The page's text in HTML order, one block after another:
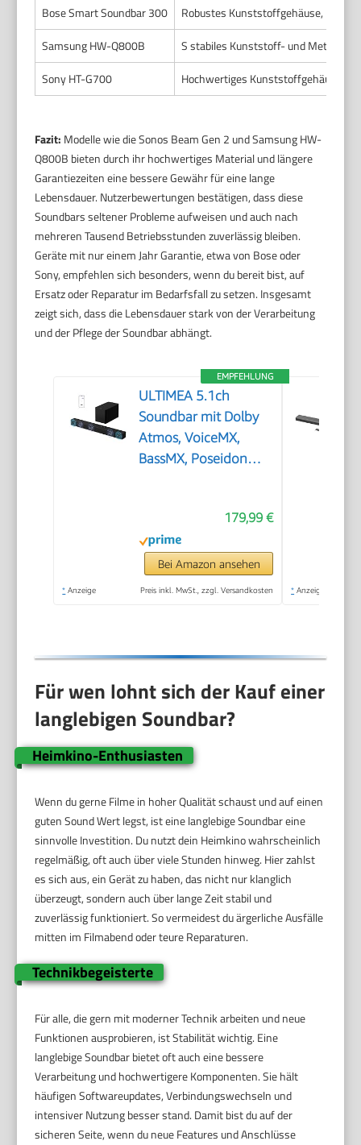
Bose Smart Soundbar 300
Robustes Kunststoffgehäuse,
Samsung HW-Q800B
S stabiles Kunststoff- und
Sony HT-G700
Hochwertiges Kunststoffgehäuse
Fazit: Modelle wie die Sonos Beam Gen 2 und Samsung HW-
Q800B bieten durch ihr hochwertiges Material und längere
Garantiezeiten eine bessere Gewähr für eine lange
Lebensdauer. Nutzerbewertungen bestätigen, dass diese
Soundbars seltener Probleme aufweisen und auch nach
mehreren Tausend Betriebsstunden zuverlässig bleiben.
Geräte mit nur einem Jahr Garantie, etwa von Bose oder
Sony, empfehlen sich besonders, wenn du bereit bist, auf
Ersatz oder Reparatur im Bedarfsfall zu setzen. Insgesamt
zeigt sich, dass die Lebensdauer stark von der Verarbeitung
und der Pflege der Soundbar abhängt.
EMPFEHLUNG
ULTIMEA 5.1ch
Soundbar mit Dolby
Atmos, VoiceMX,
BassMX, Poseidon
179,99 €
Bei Amazon ansehen
* Anzeige Preis inkl. MwSt., zzgl. Versandkosten * Anzeige
Für wen lohnt sich der Kauf einer
langlebigen Soundbar?
Heimkino-Enthusiasten
Wenn du gerne Filme in hoher Qualität schaust und auf einen
guten Sound Wert legst, ist eine langlebige Soundbar eine
sinnvolle Investition. Du nutzt dein Heimkino wahrscheinlich
regelmäßig, oft auch über viele Stunden hinweg. Hier zahlst
es sich aus, ein Gerät zu haben, das nicht nur klanglich
überzeugt, sondern auch über lange Zeit stabil und
zuverlässig funktioniert. So vermeidest du ärgerliche Ausfälle
mitten im Filmabend oder teure Reparaturen.
Technikbegeisterte
Für alle, die gern mit moderner Technik arbeiten und neue
Funktionen ausprobieren, ist Stabilität wichtig. Eine
langlebige Soundbar bietet oft auch eine bessere
Verarbeitung und hochwertigere Komponenten. Sie hält
häufigen Softwareupdates, Verbindungswechseln und
intensiver Nutzung besser stand. Damit bist du auf der
sicheren Seite, wenn du neue Features und Anschlüsse